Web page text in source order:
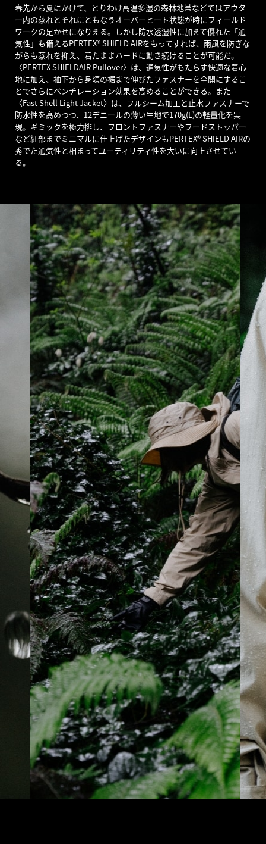
春先から夏にかけて、とりわけ高温多湿の森林地帯などではアウタ
ー内の蒸れとそれにともなうオーバーヒート状態が時にフィールド
ワークの足かせになりえる。しかし防水透湿性に加えて優れた「通
気性」も備えるPERTEX® SHIELD AIRをもってすれば、雨風を防ぎな
がらも蒸れを抑え、着たままハードに動き続けることが可能だ。
〈PERTEX SHIELDAIR Pullover〉は、通気性がもたらす快適な着心
地に加え、袖下から身頃の裾まで伸びたファスナーを全開にするこ
とでさらにベンチレーション効果を高めることができる。また
〈Fast Shell Light Jacket〉は、フルシーム加工と止水ファスナーで
防水性を高めつつ、12デニールの薄い生地で170g(L)の軽量化を実
現。ギミックを極力排し、フロントファスナーやフードストッパー
など細部までミニマルに仕上げたデザインもPERTEX® SHIELD AIRの
秀でた通気性と相まってユーティリティ性を大いに向上させてい
る。